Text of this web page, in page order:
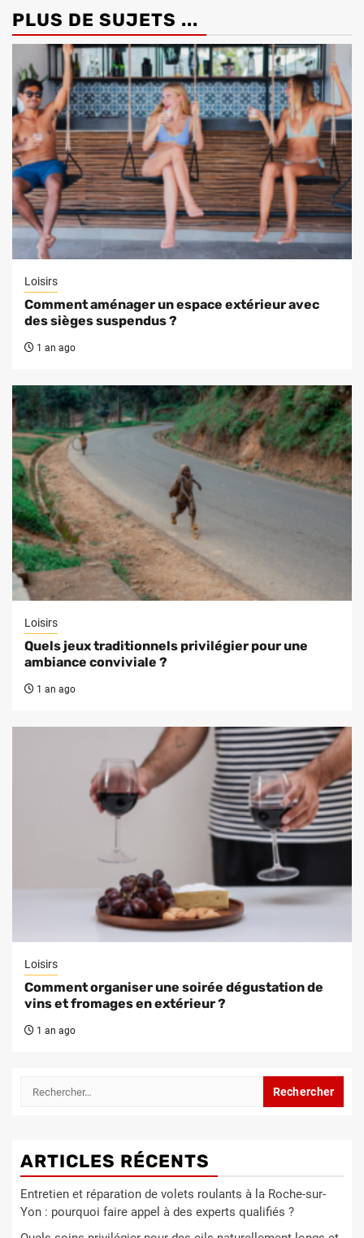
PLUS DE SUJETS ...
Loisirs
Comment aménager un espace extérieur avec
des sièges suspendus ?
1 an ago
Loisirs
Quels jeux traditionnels privilégier pour une
ambiance conviviale ?
1 an ago
Loisirs
Comment organiser une soirée dégustation de
vins et fromages en extérieur ?
1 an ago
Rechercher :
ARTICLES RÉCENTS
Entretien et réparation de volets roulants à la Roche-sur-
Yon : pourquoi faire appel à des experts qualifiés ?